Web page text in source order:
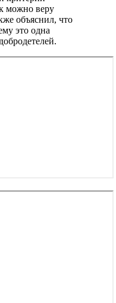
можно веру
объяснил, что
это одна